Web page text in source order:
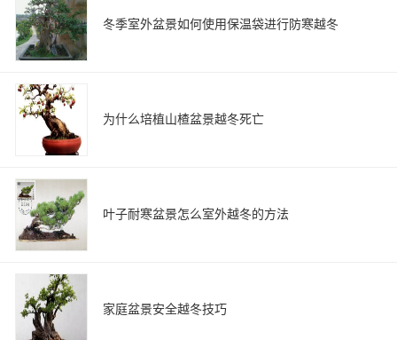
冬季室外盆景如何使用保温袋进行防寒越冬
为什么培植山楂盆景越冬死亡
叶子耐寒盆景怎么室外越冬的方法
家庭盆景安全越冬技巧